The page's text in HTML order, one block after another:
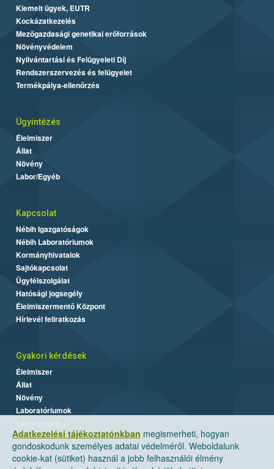
Adatkezelési tájékoztatónkban megismerheti, hogyan
gondoskodunk személyes adatai védelméről. Weboldalunk
cookie-kat (sütiket) használ a jobb felhasználói élmény
Kiemelt ügyek, EUTR
Kockázatkezelés
Mezőgazdasági genetikai erőforrások
Növényvédelem
Nyilvántartási és Felügyeleti Díj
Rendszerszervezés és felügyelet
Termékpálya-ellenőrzés
Ügyintézés
Élelmiszer
Állat
Növény
Labor/Egyéb
Kapcsolat
Nébih Igazgatóságok
Nébih Laboratóriumok
Kormányhivatalok
Sajtókapcsolat
Ügyfélszolgálat
Hatósági jogsegély
Élelmiszermentő Központ
Hírlevél feliratkozás
Gyakori kérdések
Élelmiszer
Állat
Növény
Laboratóriumok